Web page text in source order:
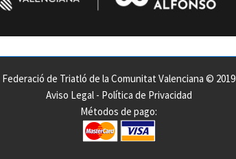
Federació de Triatló de la Comunitat Valenciana © 2019
Aviso Legal- Política de Privacidad
Métodos de pago: